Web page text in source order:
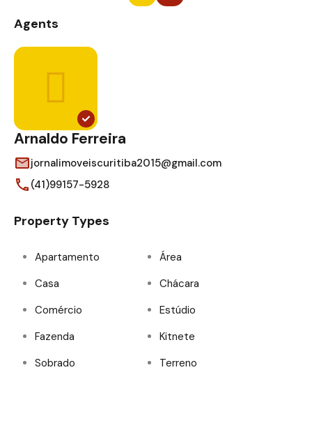
Agents
Arnaldo Ferreira
jornalimoveiscuritiba2015@gmail.com
(41)99157-5928
Property Types
Apartamento
Área
Casa
Chácara
Comércio
Estúdio
Fazenda
Kitnete
Sobrado
Terreno